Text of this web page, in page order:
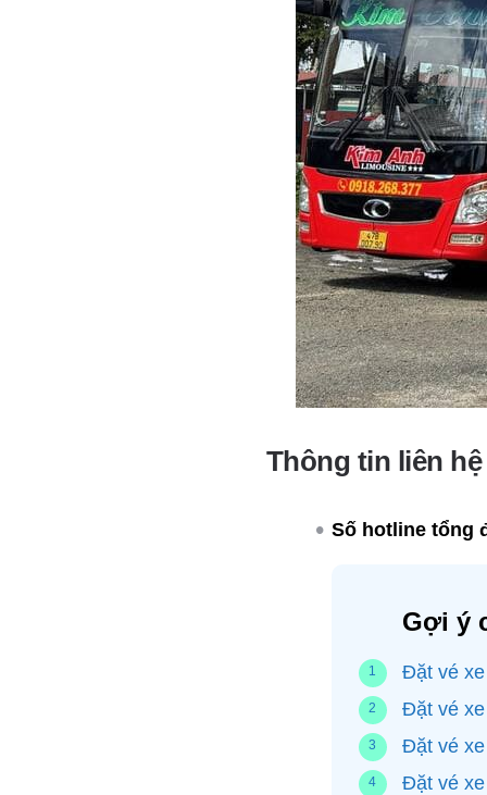
Thông tin liên
Số hotline tổng
Gợi ý
Đặt vé
Đặt vé
Đặt vé
Đặt vé